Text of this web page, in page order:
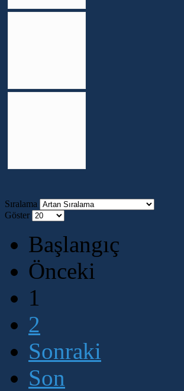
Sıralama
Göster
Başlangıç
Önceki
1
2
Sonraki
Son